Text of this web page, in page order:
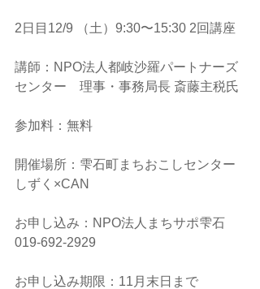
2日目12/9 （土）9:30〜15:30 2回講座
講師：NPO法人都岐沙羅パートナーズ
センター　理事・事務局長 斎藤主税氏
参加料：無料
開催場所：雫石町まちおこしセンター
しずく×CAN
お申し込み：NPO法人まちサポ雫石
019-692-2929
お申し込み期限：11月末日まで